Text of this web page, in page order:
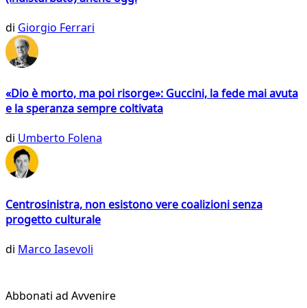
di Giorgio Ferrari
«Dio è morto, ma poi risorge»: Guccini, la fede mai avuta
e la speranza sempre coltivata
di Umberto Folena
Centrosinistra, non esistono vere coalizioni senza
progetto culturale
di Marco Iasevoli
Abbonati ad Avvenire